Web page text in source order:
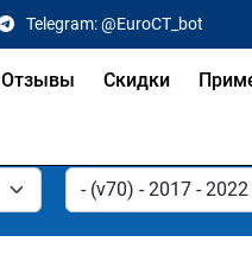
Telegram: @EuroCT_bot
Отзывы Скидки